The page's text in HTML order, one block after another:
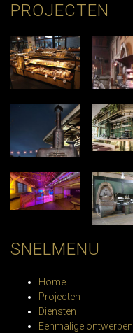
PROJECTEN
SNELMENU
Home
Projecten
Diensten
Eenmalige ontwerpen